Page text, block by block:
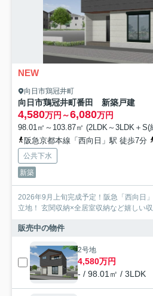
NEW
向日市鶏冠井町
向日市鶏冠井町番田 新築戸建
4,580万円～6,080万円
98.01㎡～103.87㎡ (2LDK～3LDK＋
阪急京都本線「西向日」駅 徒歩7分
公共下水
新築
2026年9月上旬完成予定！阪急「西向日
立地！ 玄関収納×全居室収納など嬉しい
販売中の物件
2号地
4,580万円
- / 98.01㎡ / 3LDK